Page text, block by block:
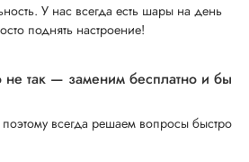
У нас всегда есть шары на день
поднять настроение!
не так — заменим бесплатно и бы
всегда решаем вопросы быстро